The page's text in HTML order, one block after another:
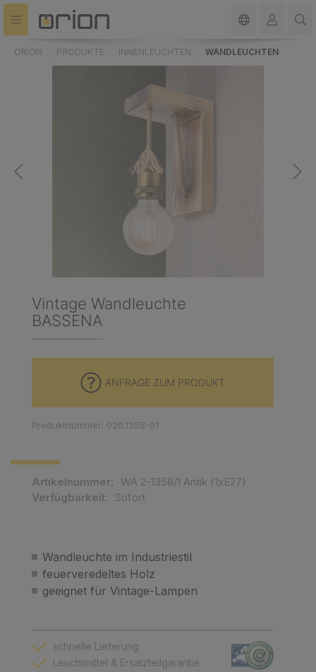
springen
ORION PRODUKTE INNENLEUCHTEN WANDLEUCHTEN
Vintage Wandleuchte
BASSENA
Wandleuchte im Industriestil
feuerveredeltes Holz
geeignet für Vintage-Lampen
Artikelnummer:
WA 2-1358/1 Antik (1xE27)
Verfügbarkeit:
Sofort
ANFRAGE ZUM PRODUKT
Produktnummer: 020.1358-01
schnelle Lieferung
Leuchtmittel & Ersatzteilgarantie